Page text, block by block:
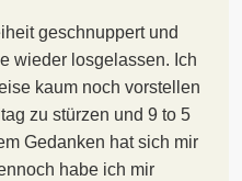
geschnuppert und
wieder losgelassen. Ich
kaum noch vorstellen
zu stürzen und 9 to 5
Gedanken hat sich mir
habe ich mir